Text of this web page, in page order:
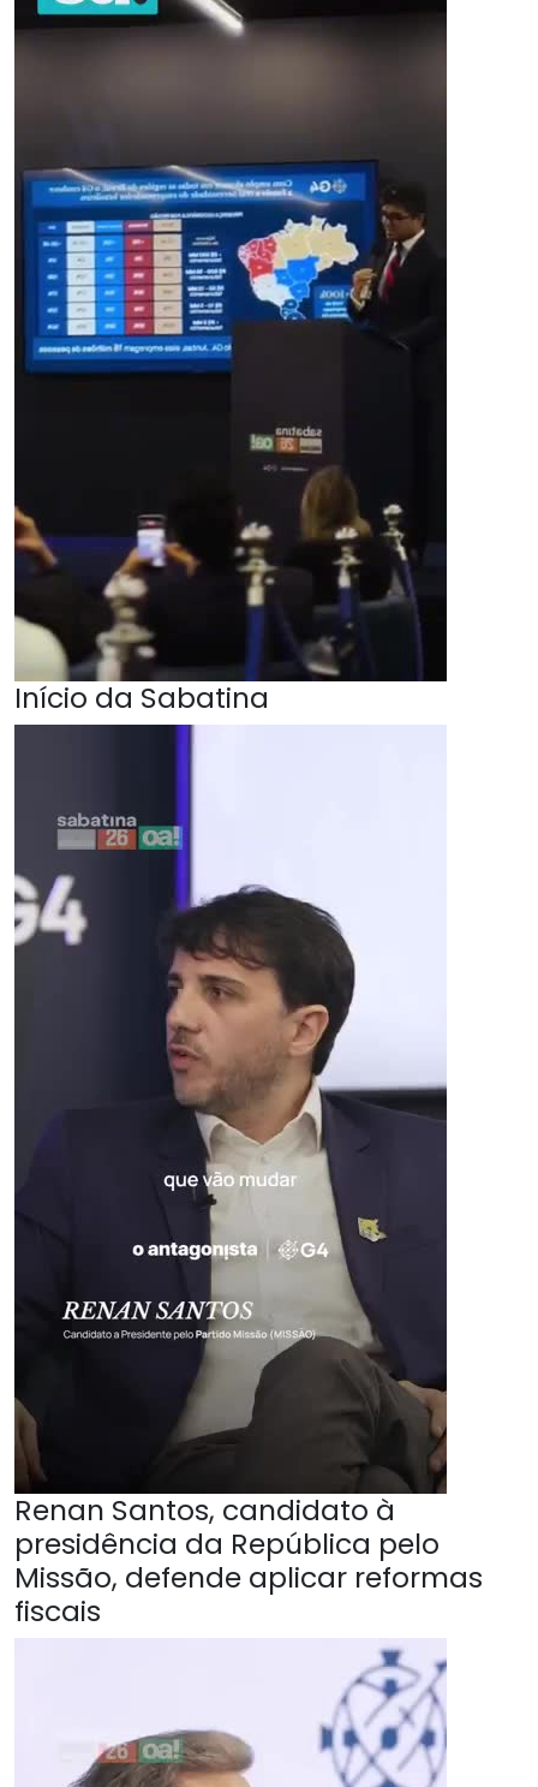
Início da Sabatina
Renan Santos, candidato à
presidência da República pelo
Missão, defende aplicar reformas
fiscais